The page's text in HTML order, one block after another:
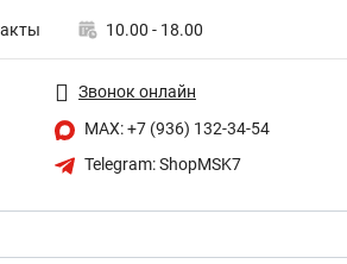
10.00 - 18.00
Звонок онлайн
MAX: +7 (936) 132-34-54
Telegram: ShopMSK7